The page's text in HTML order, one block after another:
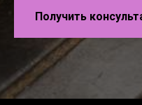
Получить